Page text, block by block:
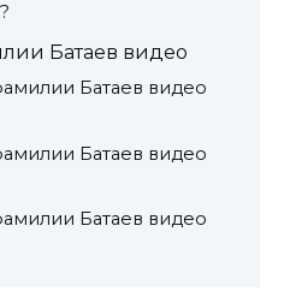
Батаев видео
Батаев видео
Батаев видео
Батаев видео